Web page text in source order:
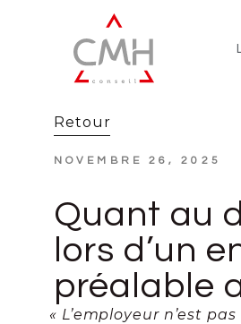
Retour
NOVEMBRE 26, 2025
Quant au
lors d’un
préalable
« L’employeur n’est